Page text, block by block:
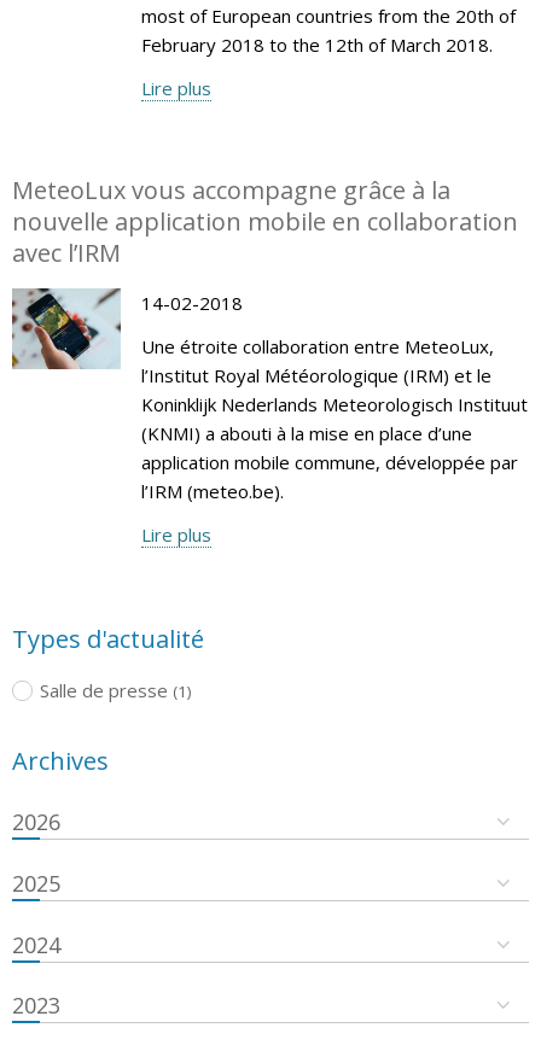
most of European countries from the 20th of
February 2018 to the 12th of March 2018.
Lire plus
MeteoLux vous accompagne grâce à la
nouvelle application mobile en collaboration
avec l’IRM
14-02-2018
Une étroite collaboration entre MeteoLux,
l’Institut Royal Météorologique (IRM) et le
Koninklijk Nederlands Meteorologisch Instituut
(KNMI) a abouti à la mise en place d’une
application mobile commune, développée par
l’IRM (meteo.be).
Lire plus
Types d'actualité
Salle de presse (1)
Archives
2026
2025
2024
2023